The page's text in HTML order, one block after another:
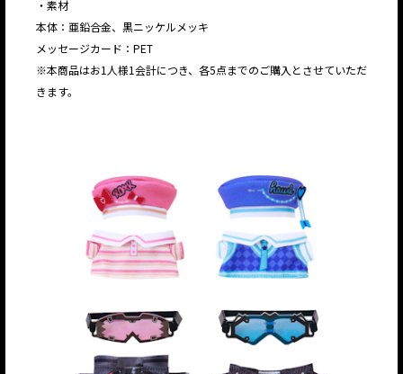
・素材
本体：亜鉛合金、黒ニッケルメッキ
メッセージカード：PET
※本商品はお1人様1会計につき、各5点までのご購入とさせていただ
きます。